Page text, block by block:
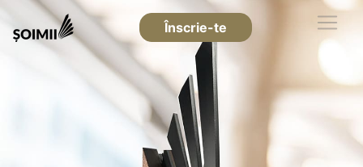
Înscrie-te